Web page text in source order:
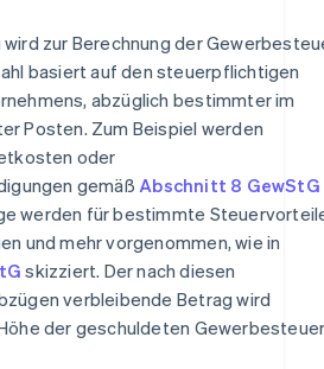
zur Berechnung der
basiert auf den steuerpflichtigen
abzüglich bestimmter im
Posten. Zum Beispiel werden
oder
gemäß Abschnitt 8 GewStG
werden für bestimmte
und mehr vorgenommen, wie in
skizziert. Der nach diesen
verbleibende Betrag wird
der geschuldeten